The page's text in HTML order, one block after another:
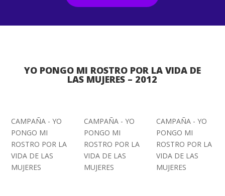
YO PONGO MI ROSTRO POR LA VIDA DE
LAS MUJERES – 2012
CAMPAÑA - YO
PONGO MI
ROSTRO POR LA
VIDA DE LAS
MUJERES
CAMPAÑA - YO
PONGO MI
ROSTRO POR LA
VIDA DE LAS
MUJERES
CAMPAÑA - YO
PONGO MI
ROSTRO POR LA
VIDA DE LAS
MUJERES